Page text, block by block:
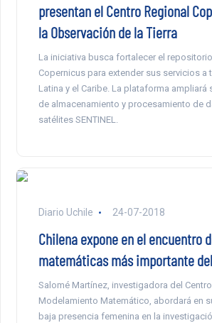
presentan el Centro Regional
la Observación de la Tierra
La iniciativa busca fortalecer el
Copernicus para extender sus servicios a
Latina y el Caribe. La plataforma
de almacenamiento y procesamiento de
satélites SENTINEL.
Diario Uchile 24-07-2018
Chilena expone en el encuentro
matemáticas más importante
Salomé Martínez, investigadora del
Modelamiento Matemático, abordará en
baja presencia femenina en la